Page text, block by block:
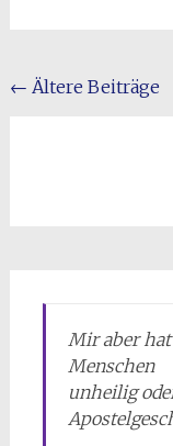
← Ältere Beiträge
Mir aber hat
Menschen
unheilig